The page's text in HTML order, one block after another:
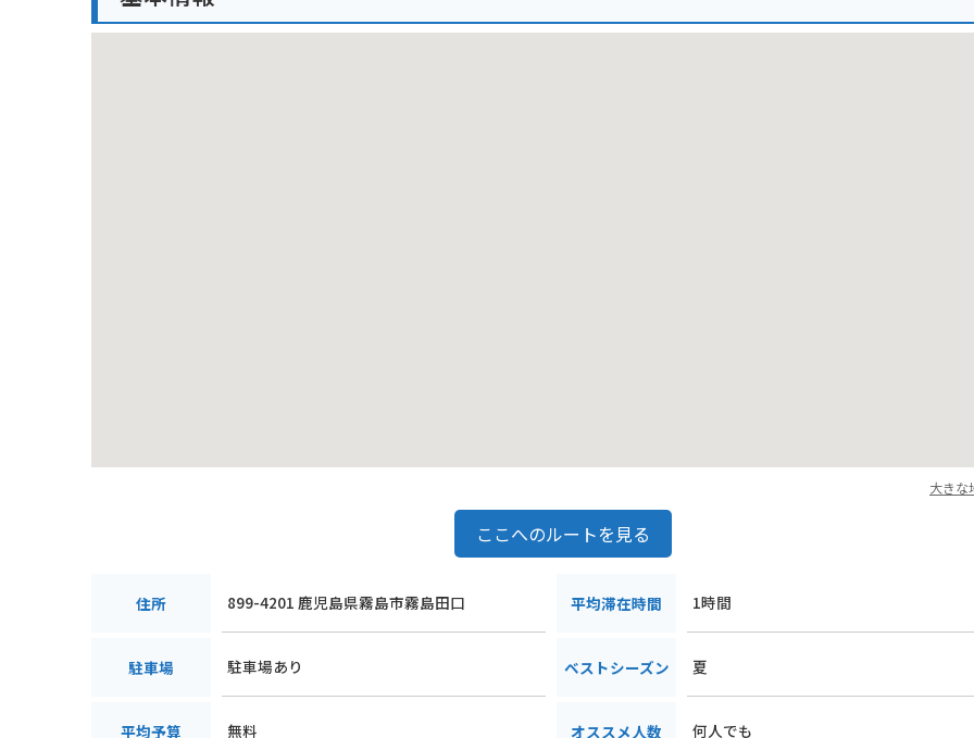
大きな
ここへのルートを見る
住所 899-4201 鹿児島県霧島市霧島田口 平均滞在時間 1時間
駐車場 駐車場あり ベストシーズン 夏
平均予算 無料 オススメ人数 何人でも